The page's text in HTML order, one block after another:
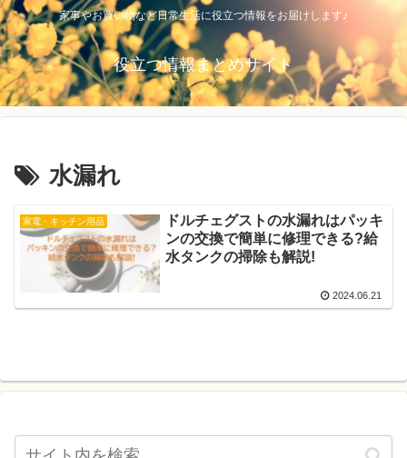
家事やお買い物など日常生活に役立つ情報をお届けします♪
役立つ情報まとめサイト
水漏れ
家電・キッチン用品
ドルチェグストの水漏れはパッキ
ンの交換で簡単に修理できる?給
水タンクの掃除も解説!
2024.06.21